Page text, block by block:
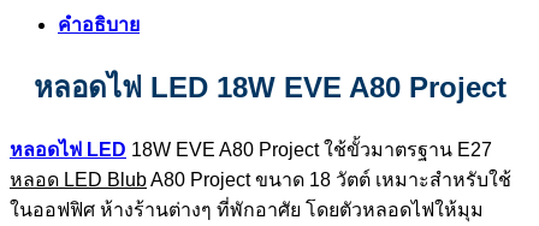
คำอธิบาย
หลอดไฟ LED 18W EVE A80 Project
หลอดไฟ LED 18W EVE A80 Project ใช้ขั้วมาตรฐาน E27
หลอด LED BlubA80 Project ขนาด 18 วัตต์ เหมาะสำหรับใช้
ในออฟฟิศ ห้างร้านต่างๆ ที่พักอาศัย โดยตัวหลอดไฟให้มุม